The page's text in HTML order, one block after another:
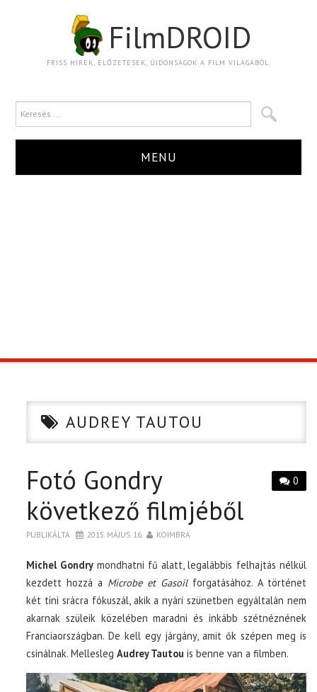
FilmDROID
FRISS HÍREK, ELŐZETESEK, ÚJDONSÁGOK A FILM VILÁGÁBÓL.
MENU
CIKK
PÓLÓ RENDELÉS
AUDREY TAUTOU
0
Fotó Gondry
következő filmjéből
PUBLIKÁLTA 2015. MÁJUS 16. KOIMBRA
Michel Gondry mondhatni fű alatt, legalábbis felhajtás nélkül
kezdett hozzá a Microbe et Gasoilforgatásához. A történet
két tini srácra fókuszál, akik a nyári szünetben egyáltalán nem
akarnak szüleik közelében maradni és inkább szétnéznének
Franciaországban. De kell egy járgány, amit ők szépen meg is
csinálnak. MelleslegAudrey Tautou is benne van a filmben.